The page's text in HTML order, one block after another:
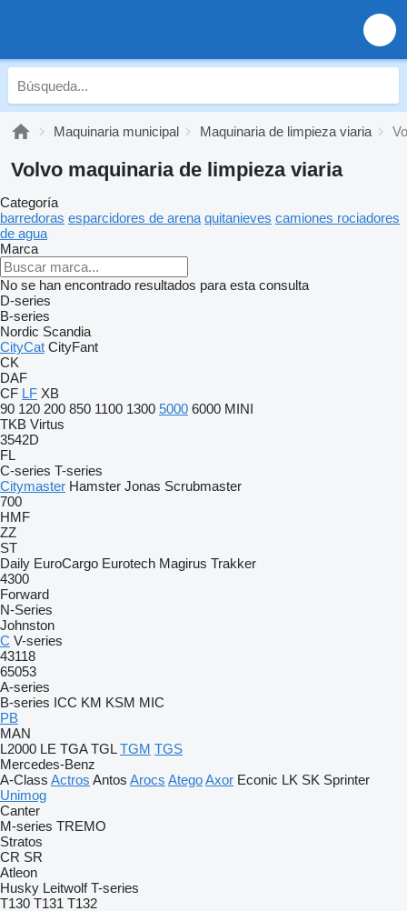
Maquinaria municipal Maquinaria de limpieza viaria
Volvo maquinaria de limpieza viaria
Categoría
barredoras esparcidores de arena quitanieves camiones rociadores
de agua
Marca
No se han encontrado resultados para esta consulta
D-series
B-series
Nordic Scandia
CityCat CityFant
CK
DAF
CF LF XB
90 120 200 850 1100 1300 5000 6000 MINI
TKB Virtus
3542D
FL
C-series T-series
Citymaster Hamster Jonas Scrubmaster
700
HMF
ZZ
ST
Daily EuroCargo Eurotech Magirus Trakker
4300
Forward
N-Series
Johnston
C V-series
43118
65053
A-series
B-series ICC KM KSM MIC
PB
MAN
L2000 LE TGA TGL TGM TGS
Mercedes-Benz
A-Class Actros Antos Arocs AtegoAxor Econic LK SK Sprinter
Unimog
Canter
M-series TREMO
Stratos
CR SR
Atleon
Husky Leitwolf T-series
T130 T131 T132